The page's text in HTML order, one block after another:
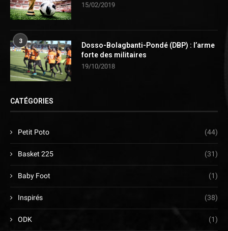
15/02/2019
3
Dosso-Bolagbanti-Pondé (DBP) : l’arme
forte des militaires
19/10/2018
CATÉGORIES
Petit Poto (44)
Basket 225 (31)
Baby Foot (1)
Inspirés (38)
ODK (1)